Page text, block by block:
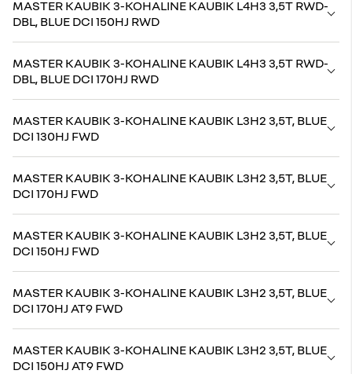
MASTER KAUBIK 3-KOHALINE KAUBIK L4H3 3,5T RWD-
DBL, BLUE DCI 150HJ RWD
MASTER KAUBIK 3-KOHALINE KAUBIK L4H3 3,5T RWD-
DBL, BLUE DCI 170HJ RWD
MASTER KAUBIK 3-KOHALINE KAUBIK L3H2 3,5T, BLUE
DCI 130HJ FWD
MASTER KAUBIK 3-KOHALINE KAUBIK L3H2 3,5T, BLUE
DCI 170HJ FWD
MASTER KAUBIK 3-KOHALINE KAUBIK L3H2 3,5T, BLUE
DCI 150HJ FWD
MASTER KAUBIK 3-KOHALINE KAUBIK L3H2 3,5T, BLUE
DCI 170HJ AT9 FWD
MASTER KAUBIK 3-KOHALINE KAUBIK L3H2 3,5T, BLUE
DCI 150HJ AT9 FWD